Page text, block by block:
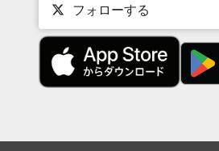
フォローする